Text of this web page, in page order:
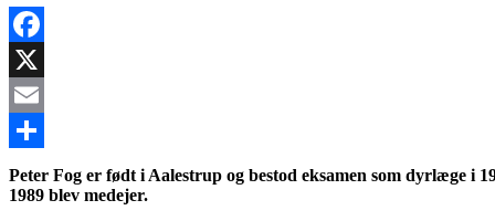
Facebook
X
Email
Share
Peter Fog er født i Aalestrup og bestod eksamen som dyrlæge i
1989 blev medejer.